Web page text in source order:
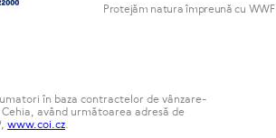
Protejăm natura împreună cu WWF
în baza contractelor de vânzare-
având următoarea adresă de
www.coi.cz.